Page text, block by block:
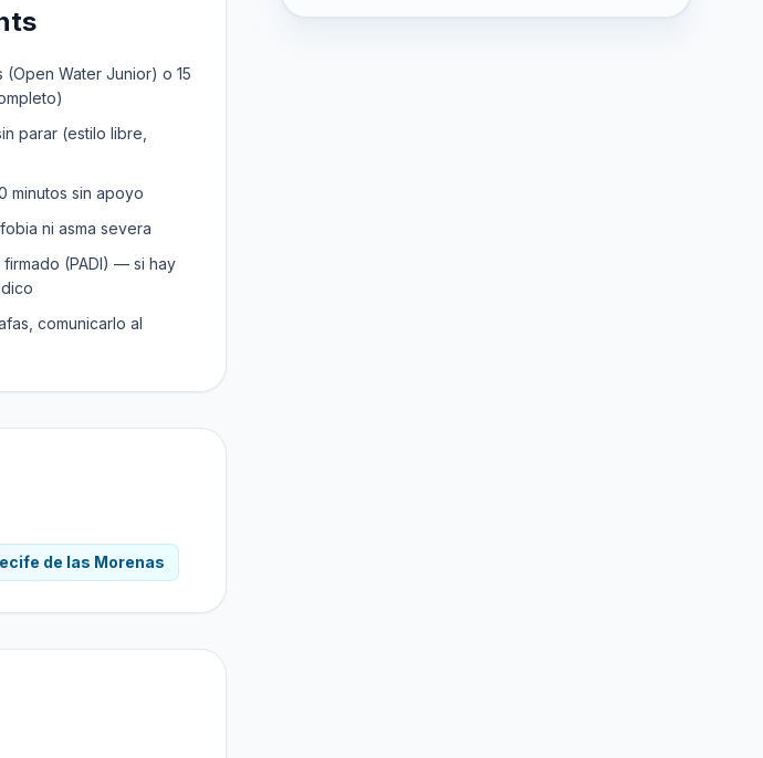
(Open Water Junior) o 15
parar (estilo libre,
minutos sin apoyo
ni asma severa
(PADI) — si hay
comunicarlo al
de las Morenas